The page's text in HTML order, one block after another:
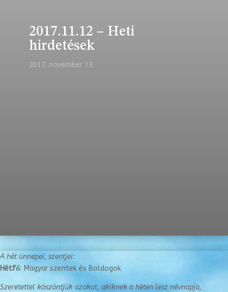
2017.11.12 – Heti
hirdetések
2017. november 13.
A hét ünnepei, szentjei:
Hétfő: Magyar szentek és Boldogok
Szeretettel köszöntjük azokat, akiknek a héten lesz névnapja,